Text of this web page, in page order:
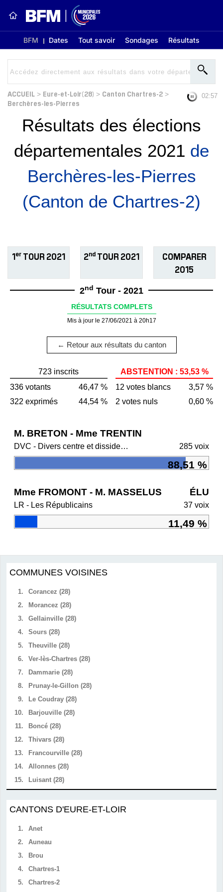
BFM Dates Tout savoir Sondages Résultats
ACCUEIL > Eure-et-Loir(28) > Canton Chartres-2 >
Berchères-les-Pierres
02:56
Résultats des élections
départementales 2021 de
Berchères-les-Pierres
(Canton de Chartres-2)
1er TOUR 2021 2ndTOUR 2021
COMPARER
2015
2nd Tour - 2021
RÉSULTATS COMPLETS
Mis à jour le 27/06/2021 à 20h17
← Retour aux résultats du canton
723 inscrits
336 votants
46,47 %
322 exprimés
44,54 %
ABSTENTION : 53,53 %
12 votes blancs
3,57 %
2 votes nuls
0,60 %
M. BRETON - Mme TRENTIN
DVC - Divers centre et dissidents Ensemble 285 voix
88,51 %
Mme FROMONT - M. MASSELUS ÉLU
LR - Les Républicains 37 voix
11,49 %
COMMUNES VOISINES
1.
Corancez (28)
2.
Morancez (28)
3.
Gellainville (28)
4.
Sours (28)
5.
Theuville (28)
6.
Ver-lès-Chartres (28)
7.
Dammarie (28)
8.
Prunay-le-Gillon (28)
9.
Le Coudray (28)
10.
Barjouville (28)
11.
Boncé (28)
12.
Thivars (28)
13.
Francourville (28)
14.
Allonnes (28)
15.
Luisant (28)
CANTONS D'EURE-ET-LOIR
1.
Anet
2.
Auneau
3.
Brou
4.
Chartres-1
5.
Chartres-2